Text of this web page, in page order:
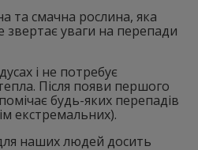
та смачна рослина, яка
звертає уваги на перепади
і не потребує
Після появи першого
будь-яких перепадів
екстремальних).
наших людей досить